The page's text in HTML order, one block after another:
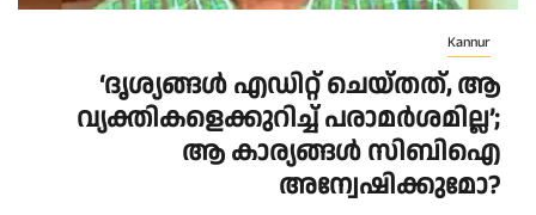
Kannur
‘ദൃശ്യങ്ങൾ എഡിറ്റ് ചെയ്തത്, ആ
വ്യക്തികളെക്കുറിച്ച് പരാമർശമില്ല’;
ആ കാര്യങ്ങൾ സിബിഐ
അന്വേഷിക്കുമോ?